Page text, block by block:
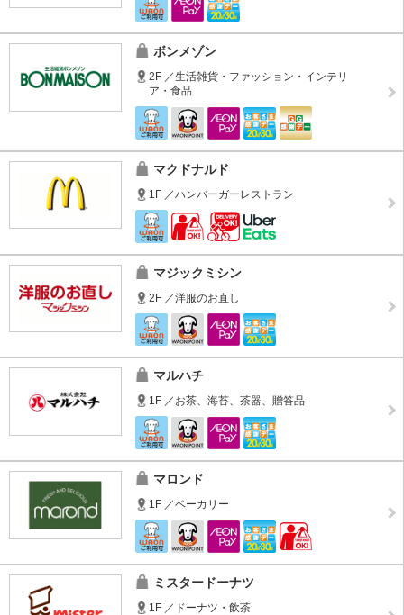
ボンメゾン
2F ／生活雑貨・ファッション・インテリ
ア・食品
マクドナルド
1F ／ハンバーガーレストラン
マジックミシン
2F ／洋服のお直し
マルハチ
1F ／お茶、海苔、茶器、贈答品
マロンド
1F ／ベーカリー
ミスタードーナツ
1F ／ドーナツ・飲茶